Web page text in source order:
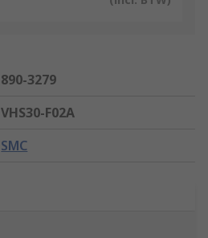
890-3279
VHS30-F02A
SMC